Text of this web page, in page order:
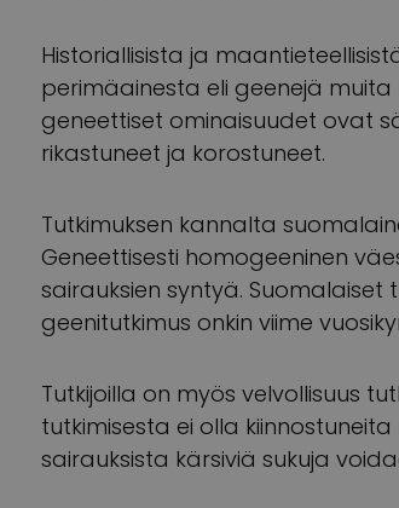
Historiallisista ja
perimäainesta eli geenejä
geneettiset ominaisuudet ovat
rikastuneet ja korostuneet.
Tutkimuksen kannalta
Geneettisesti homogeeninen
sairauksien syntyä.
geenitutkimus onkin viime
Tutkijoilla on myös velvollisuus
tutkimisesta ei olla
sairauksista kärsiviä sukuja